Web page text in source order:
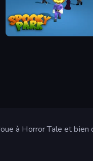
Spooky Park
à Horror Tale et